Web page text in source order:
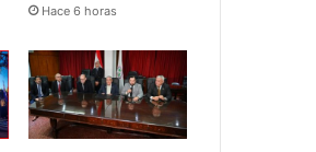
Hace 6 horas